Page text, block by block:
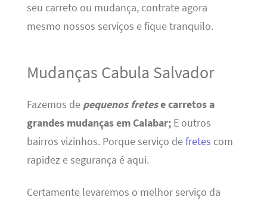
seu carreto ou mudança, contrate agora
mesmo nossos serviços e fique tranquilo.
Mudanças Cabula Salvador
Fazemos de pequenos fretese carretos a
grandes mudanças em Calabar;E outros
bairros vizinhos. Porque serviço defretes com
rapidez e segurança é aqui.
Certamente levaremos o melhor serviço da